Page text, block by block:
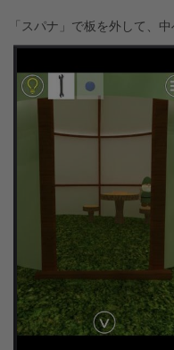
「スパナ」で板を外して、中